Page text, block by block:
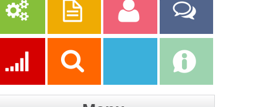
Serviços Publicações Servidor
Fale Com a
Prefeitura